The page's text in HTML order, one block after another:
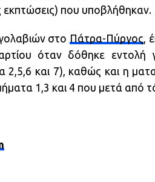
που υποβλήθηκαν.
στο Πάτρα-Πύργος,
όταν δόθηκε εντολή
2,5,6 και 7), καθώς και η
1,3 και 4 που μετά από